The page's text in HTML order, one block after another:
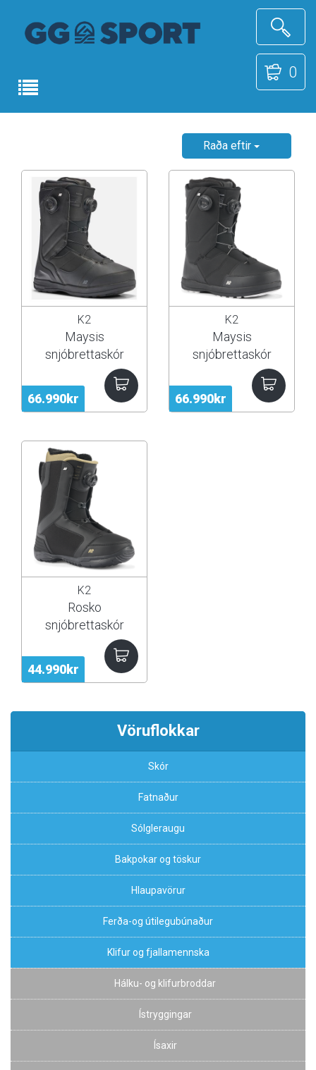
0
Raða eftir
66.990kr
K2
Maysis
snjóbrettaskór
66.990kr
K2
Maysis
snjóbrettaskór
44.990kr
K2
Rosko
snjóbrettaskór
Vöruflokkar
Skór
Fatnaður
Sólgleraugu
Bakpokar og töskur
Hlaupavörur
Ferða-og útilegubúnaður
Klifur og fjallamennska
Hálku- og klifurbroddar
Ístryggingar
Ísaxir